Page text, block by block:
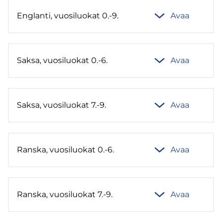
Englan­ti, vuo­si­luo­kat 0.-9. Avaa
Saksa, vuo­si­luo­kat 0.-6. Avaa
Saksa, vuo­si­luo­kat 7.-9. Avaa
Rans­ka, vuo­si­luo­kat 0.-6. Avaa
Rans­ka, vuo­si­luo­kat 7.-9. Avaa